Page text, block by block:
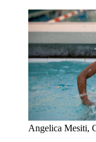
Angelica Mesiti,